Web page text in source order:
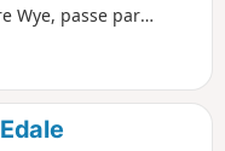
Wye, passe par
est un peu